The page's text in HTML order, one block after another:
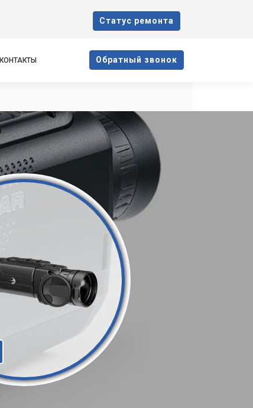
Cтатус ремонта
КОНТАКТЫ Oбратный звонок